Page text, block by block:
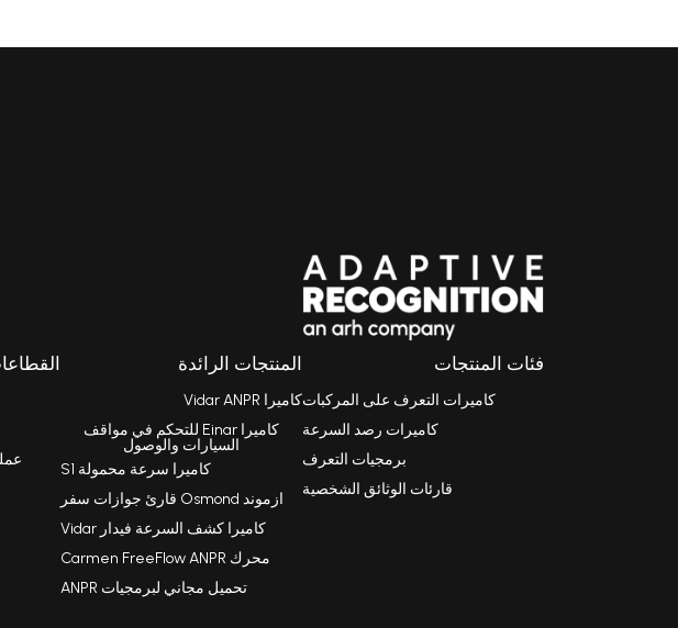
فئات المنتجات
كاميرات التعرف على المركبات
كاميرات رصد السرعة
برمجيات التعرف
قارئات الوثائق الشخصية
المنتجات الرائدة
كاميرا Vidar ANPR
كاميرا Einar للتحكم في مواقف
السيارات والوصول
كاميرا سرعة محمولة S1
ازموند Osmond قارئ جوازات سفر
كاميرا كشف السرعة فيدار Vidar
محرك Carmen FreeFlow ANPR
تحميل مجاني لبرمجيات ANPR